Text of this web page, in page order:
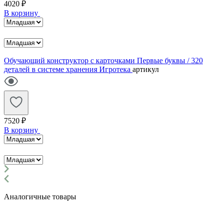
4020 ₽
В корзину
Обучающий конструктор с карточками Первые буквы / 320
деталей в системе хранения Игротека артикул
7520 ₽
В корзину
Аналогичные товары